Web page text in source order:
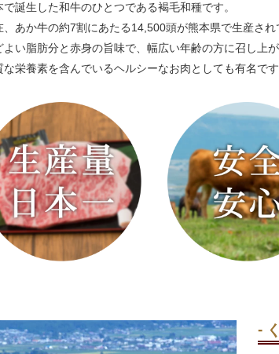
で誕生した和牛のひとつである褐毛和種です。
、あか牛の約7割にあたる14,500頭が熊本県で生産され
よい脂肪分と赤身の旨味で、幅広い年齢の方に召し上
な栄養素を含んでいるヘルシーなお肉としても有名です